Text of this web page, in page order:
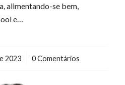
alimentando-se bem,
e…
2023 0 Comentários